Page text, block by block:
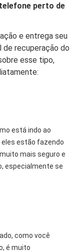
perto de
e entrega seu
recuperação do
esse tipo,
está indo ao
eles estão fazendo
mais seguro e
especialmente se
como você
é muito